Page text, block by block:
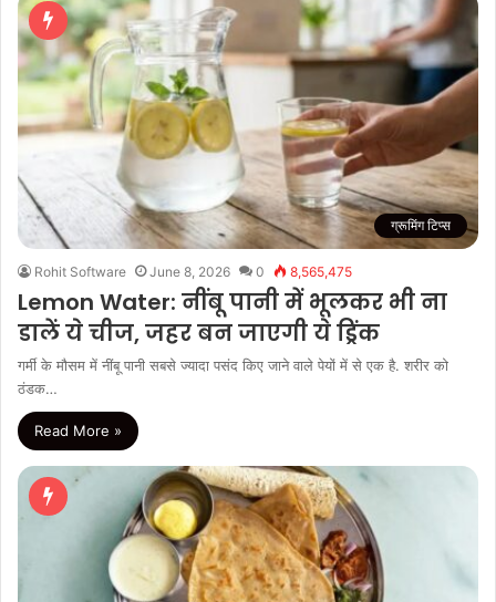
ग्रूमिंग टिप्स
Rohit Software June 8, 2026 0 8,565,475
Lemon Water: नींबू पानी में भूलकर भी ना
डालें ये चीज, जहर बन जाएगी ये ड्रिंक
गर्मी के मौसम में नींबू पानी सबसे ज्यादा पसंद किए जाने वाले पेयों में से एक है. शरीर को
ठंडक…
Read More »